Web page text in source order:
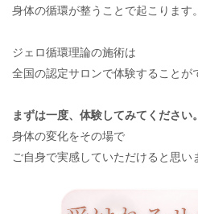
身体の循環が整うことで起こります。
ジェロ循環理論の施術は
全国の認定サロンで体験することが
まずは一度、体験してみてください。
身体の変化をその場で
ご自身で実感していただけると思い